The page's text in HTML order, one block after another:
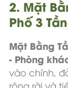
2. Mặt
Phố 3
Mặt Bằng
- Phòng
vào chính,
rộng rãi và